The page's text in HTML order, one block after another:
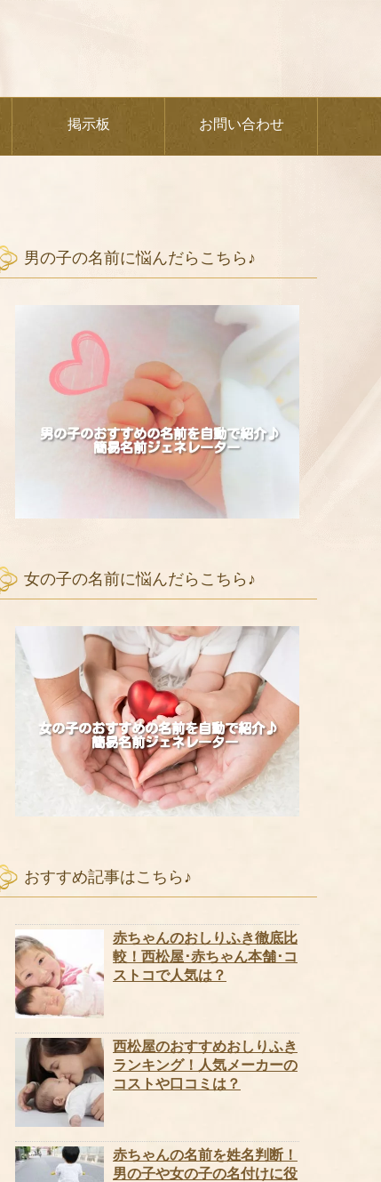
掲示板 お問い合わせ
男の子の名前に悩んだらこちら♪
女の子の名前に悩んだらこちら♪
おすすめ記事はこちら♪
赤ちゃんのおしりふき徹底比
較！西松屋･赤ちゃん本舗･コ
ストコで人気は？
西松屋のおすすめおしりふき
ランキング！人気メーカーの
コストや口コミは？
赤ちゃんの名前を姓名判断！
男の子や女の子の名付けに役